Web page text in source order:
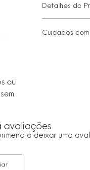
ou
Detalhes do
Espessura: 1,5
Cuidados
ao aplicar
• Para
avaliações
a deixar uma